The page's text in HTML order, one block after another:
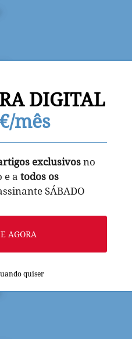
DIGITAL
mês
exclusivosno
e a todos os
SÁBADO
AGORA
quiser